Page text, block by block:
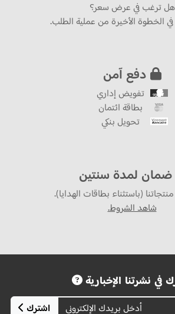
هل ترغب في عرض سعر؟
في الخطوة الأخيرة من عملية الطلب.
دفع آمن
تفويض إداري
بطاقة ائتمان
تحويل بنكي
ضمان لمدة سنتين
(باستثناء بطاقات الهدايا).
شاهد الشروط.
في نشرتنا الإخبارية
اشترك